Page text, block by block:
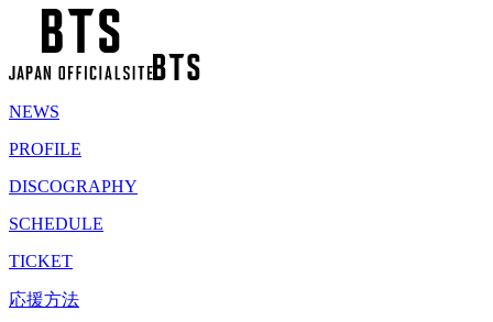
NEWS
PROFILE
DISCOGRAPHY
SCHEDULE
TICKET
応援方法